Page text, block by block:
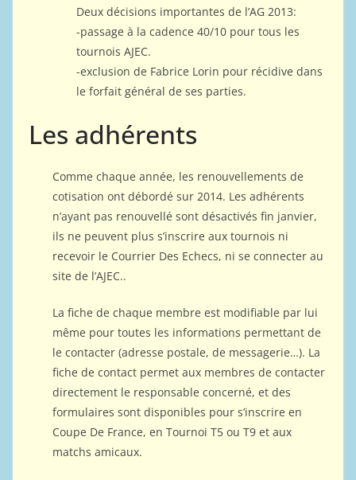
Deux décisions importantes de l’AG 2013:
-passage à la cadence 40/10 pour tous les
tournois AJEC.
-exclusion de Fabrice Lorin pour récidive dans
le forfait général de ses parties.
Les adhérents
Comme chaque année, les renouvellements de
cotisation ont débordé sur 2014. Les adhérents
n’ayant pas renouvellé sont désactivés fin janvier,
ils ne peuvent plus s’inscrire aux tournois ni
recevoir le Courrier Des Echecs, ni se connecter au
site de l’AJEC..
La fiche de chaque membre est modifiable par lui
même pour toutes les informations permettant de
le contacter (adresse postale, de messagerie…). La
fiche de contact permet aux membres de contacter
directement le responsable concerné, et des
formulaires sont disponibles pour s’inscrire en
Coupe De France, en Tournoi T5 ou T9 et aux
matchs amicaux.